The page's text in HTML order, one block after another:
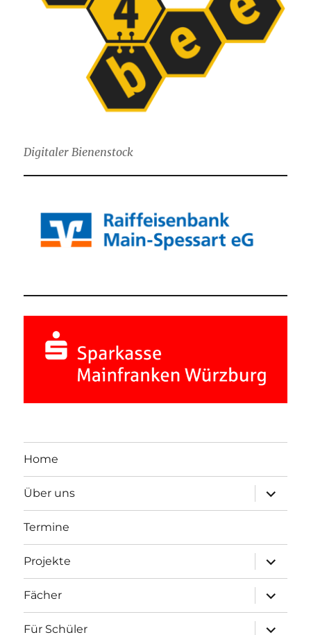
Digitaler Bienenstock
Home
Über uns
öffnen
Termine
Projekte
öffnen
Fächer
öffnen
Für Schüler